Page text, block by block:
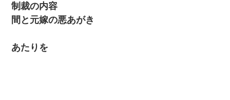
結婚生活10ヶ月目で嫁から一方的に「もう冷めた」と離婚切り出
された
私「まとめ買いして冷凍ストックしてる」Ａ「ずるい！クレク
制裁の内容
間と元嫁の悪あがき
あたりを